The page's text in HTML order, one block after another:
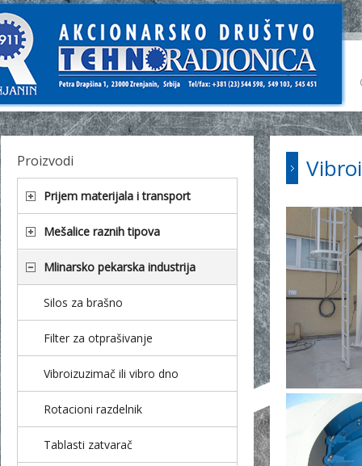
Proizvodi
Prijem materijala i transport
Mešalice raznih tipova
Mlinarsko pekarska industrija
Silos za brašno
Filter za otprašivanje
Vibroizuzimač ili vibro dno
Rotacioni razdelnik
Tablasti zatvarač